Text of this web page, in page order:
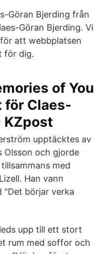
Göran Bjerding från
Göran Bjerding. Vi
att webbplatsen
för dig.
of You
för Claes-
KZpost
upptäcktes av
Olsson och gjorde
med
Han vann
"Det börjar verka
upp till ett stort
rum med soffor och